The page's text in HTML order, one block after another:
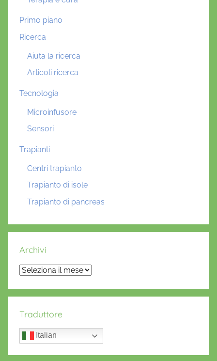
Primo piano
Ricerca
Aiuta la ricerca
Articoli ricerca
Tecnologia
Microinfusore
Sensori
Trapianti
Centri trapianto
Trapianto di isole
Trapianto di pancreas
Archivi
Archivi
Traduttore
Italian